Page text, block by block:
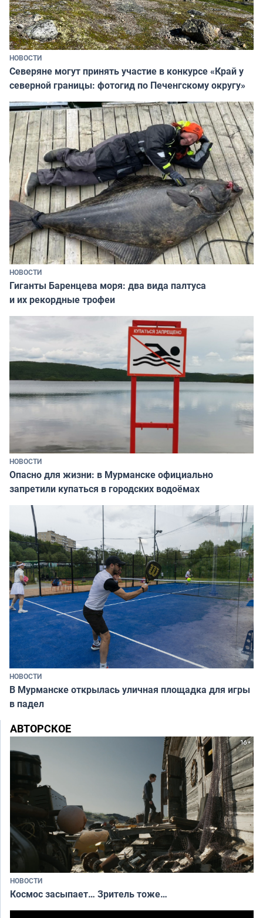
НОВОСТИ
Северяне могут принять участие в конкурсе «Край у
северной границы: фотогид по Печенгскому округу»
НОВОСТИ
Гиганты Баренцева моря: два вида палтуса
и их рекордные трофеи
НОВОСТИ
Опасно для жизни: в Мурманске официально
запретили купаться в городских водоёмах
НОВОСТИ
В Мурманске открылась уличная площадка для игры
в падел
АВТОРСКОЕ
НОВОСТИ
Космос засыпает… Зритель тоже…